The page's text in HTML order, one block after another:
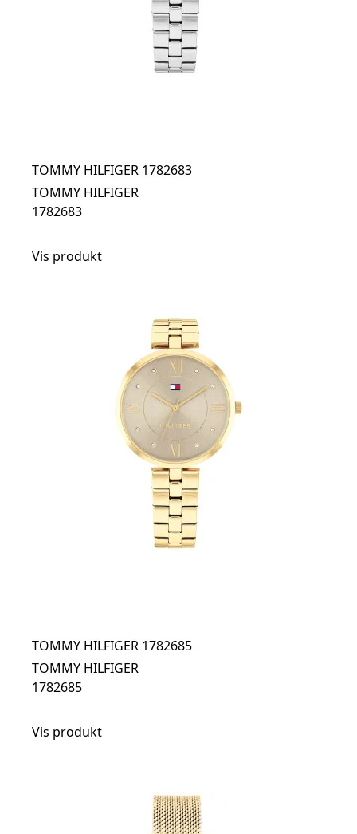
TOMMY HILFIGER 1782683
TOMMY HILFIGER
1782683
Vis produkt
TOMMY HILFIGER 1782685
TOMMY HILFIGER
1782685
Vis produkt